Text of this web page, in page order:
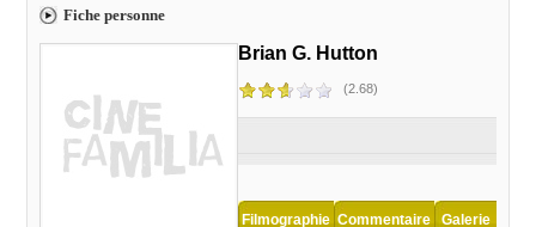
Fiche personne
Brian G. Hutton
(2.68)
Filmographie Commentaire
Galerie